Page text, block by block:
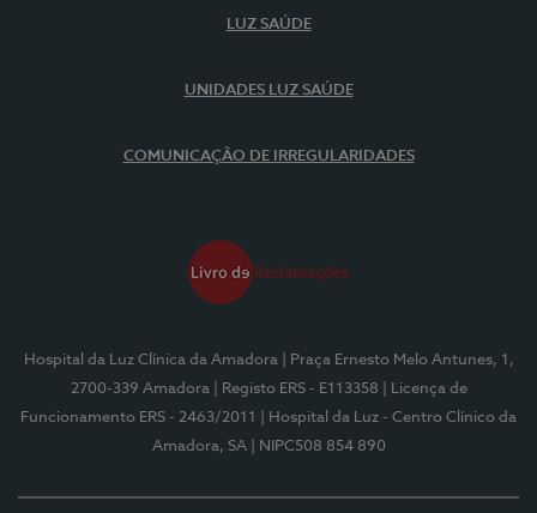
LUZ SAÚDE
UNIDADES LUZ SAÚDE
COMUNICAÇÃO DE IRREGULARIDADES
Hospital da Luz Clínica da Amadora
| Praça Ernesto Melo Antunes, 1,
2700-339 Amadora
| Registo ERS - E113358
| Licença de
Funcionamento ERS - 2463/2011
| Hospital da Luz - Centro Clínico da
Amadora, SA
| NIPC508 854 890